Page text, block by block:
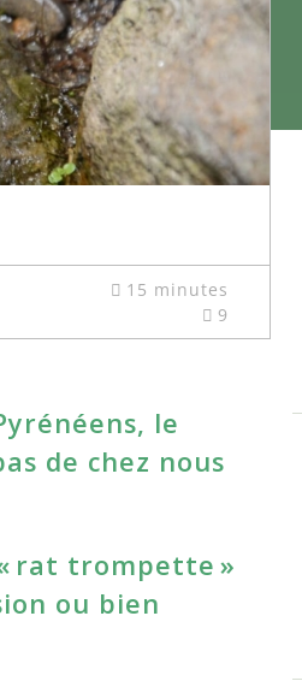
15 minutes
9
le
de chez nous
rat trompette »
ou bien